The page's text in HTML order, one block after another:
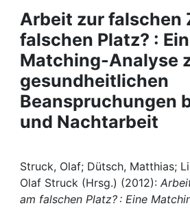
Projects
People
Institutions
Awards
My FIS
Help
Arbeit zur falschen
falschen Platz? :
Matching-Analyse
gesundheitlichen
Beanspruchungen
und Nachtarbeit
Struck, Olaf; Dütsch, Matthias;
Olaf Struck (Hrsg.) (2012):
am falschen Platz? : Eine